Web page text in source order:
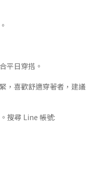
平日穿搭。
，喜歡舒適穿著者，建議
搜尋 Line 帳號: